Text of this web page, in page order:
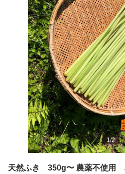
1/2
天然ふき 350g〜 農薬不使用